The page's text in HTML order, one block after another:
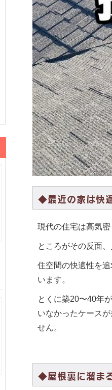
◆最近の家は快
現代の住宅は高気
ところがその反面
住空間の快適性を
います。
とくに築20〜40年
いなかったケース
せん。
◆屋根裏に溜ま